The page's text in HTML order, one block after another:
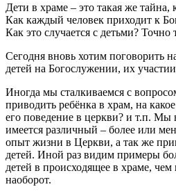
Дети в храме – это такая же тайна,
Как каждый человек приходит к
Как это случается с детьми? Точно
Сегодня вновь хотим поговорить
детей на Богослужении, их
Иногда мы сталкиваемся с
приводить ребёнка в храм, на
его поведение в церкви? и т.п. Мы
имеется различный – более или
опыт жизни в Церкви, а так же
детей. Иной раз видим примеры
детей в происходящее в храме,
наоборот.